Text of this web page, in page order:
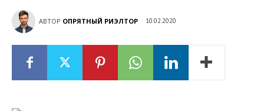
АВТОР ОПРЯТНЫЙ РИЭЛТОР 10.02.2020